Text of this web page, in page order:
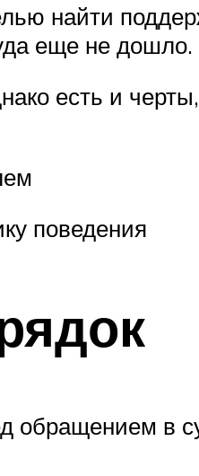
найти
еще не дошло.
есть и
поведения
обращением в